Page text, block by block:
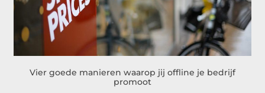
Vier goede manieren waarop jij offline je bedrijf
promoot